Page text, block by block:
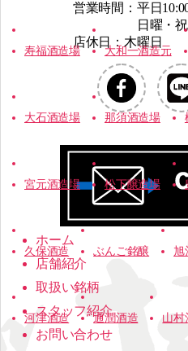
寿福酒造場 大和一酒造元
大石酒造場 那須酒造場
宮元酒造場 松下醸造場
久保酒造 ぶんご銘醸 旭
河津酒造 通潤酒造 山村
営業時間：平日
日曜・祝日
店休日：木曜日
ホーム
店舗紹介
取扱い銘柄
スタッフ紹介
お問い合わせ